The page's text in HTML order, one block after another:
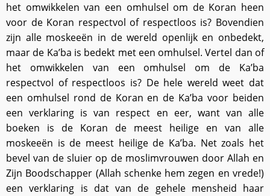
het omwikkelen van een omhulsel om de Koran heen
voor de Koran respectvol of respectloos is? Bovendien
zijn alle moskeeën in de wereld openlijk en onbedekt,
maar de Ka’ba is bedekt met een omhulsel. Vertel dan of
het omwikkelen van een omhulsel om de Ka’ba
respectvol of respectloos is? De hele wereld weet dat
een omhulsel rond de Koran en de Ka’ba voor beiden
een verklaring is van respect en eer, want van alle
boeken is de Koran de meest heilige en van alle
moskeeën is de meest heilige de Ka’ba. Net zoals het
bevel van de sluier op de moslimvrouwen door Allah en
Zijn Boodschapper (Allah schenke hem zegen en vrede!)
een verklaring is dat van de gehele mensheid haar